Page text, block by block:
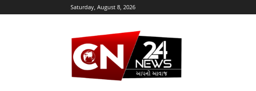
Saturday, August 8, 2026